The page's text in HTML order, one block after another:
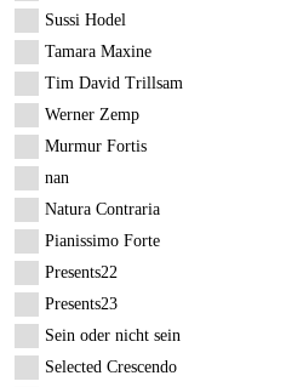
Sussi Hodel
Tamara Maxine
Tim David Trillsam
Werner Zemp
Murmur Fortis
nan
Natura Contraria
Pianissimo Forte
Presents22
Presents23
Sein oder nicht sein
Selected Crescendo